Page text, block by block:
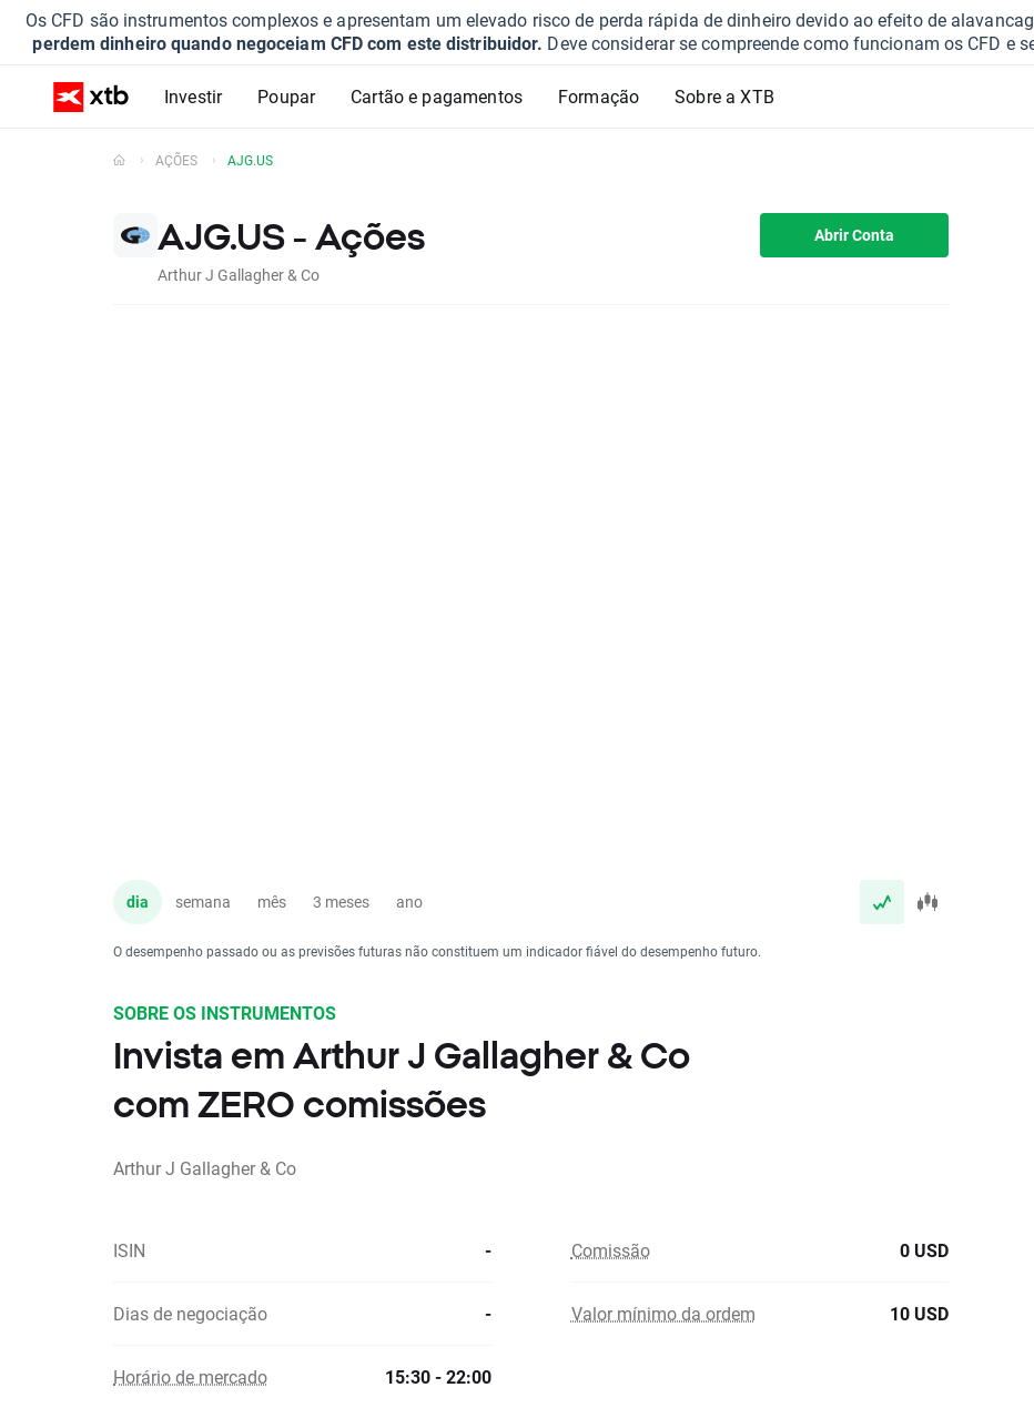
Os CFD são instrumentos complexos e apresentam um elevado risco de perda rápida de dinheiro devido ao efeito de
perdem dinheiro quando negoceiam CFD com este distribuidor. Deve considerar se compreende como funcionam os CFD e
Investir Poupar Cartão e pagamentos Formação Sobre a XTB
AÇÕES AJG.US
AJG.US - Ações
Arthur J Gallagher & Co
Abrir Conta
dia semana mês 3 meses ano
O desempenho passado ou as previsões futuras não constituem um indicador fiável do desempenho futuro.
SOBRE OS INSTRUMENTOS
Invista em Arthur J Gallagher & Co
com ZERO comissões
Arthur J Gallagher & Co
ISIN - Comissão 0 USD
Dias de negociação - Valor mínimo da ordem 10 USD
Horário de mercado 15:30 - 22:00